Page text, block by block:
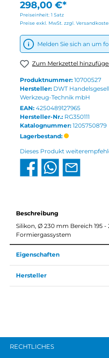
298,00 €*
Preiseinheit: 1 Satz
Preise exkl. MwSt. zzgl.
Melden Sie sich an um
Zum Merkzettel
Produktnummer: 10700527
Hersteller: DWT
Werkzeug-Technik mbH
EAN: 4250489127965
Hersteller-Nr.: RG350111
Katalognummer: 1205750879
Lagerbestand:
Dieses Produkt
Beschreibung
Silikon, Ø 230 mm Bereich 195 -
Formiergassystem
Eigenschaften
Hersteller
RECHTLICHES